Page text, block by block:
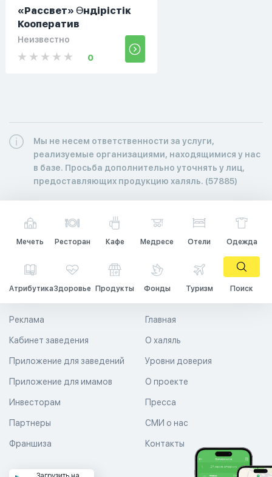
«Рассвет» Өндірістік
Кооператив
Неизвестно
0
Мы не несем ответственности за услуги,
реализуемые организациями, находящимися у нас
в базе. Просьба дополнительно уточнять у лиц,
предоставляющих продукцию халяль. (57885)
Мечеть Ресторан Кафе Медресе Отели Одежда
АтрибутикаЗдоровье Продукты Фонды Туризм Поиск
Главная
О халяль
Уровни доверия
Реклама
Кабинет заведения
Приложение для заведений
Приложение для имамов О проекте
Пресса
СМИ о нас
Контакты
Инвесторам
Партнеры
Франшиза